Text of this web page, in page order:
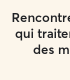
qui
des